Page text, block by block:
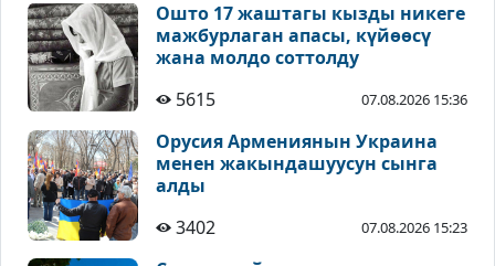
Ошто 17 жаштагы кызды никеге
мажбурлаган апасы, күйөөсү
жана молдо соттолду
5615
07.08.2026 15:36
Орусия Армениянын Украина
менен жакындашуусун сынга
алды
3402
07.08.2026 15:23